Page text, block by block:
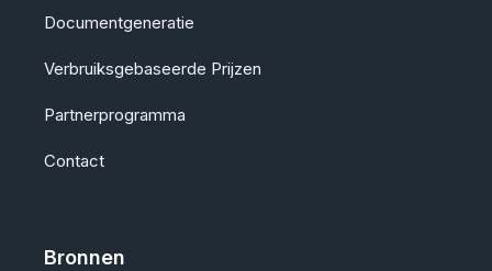
Documentgeneratie
Verbruiksgebaseerde Prijzen
Partnerprogramma
Contact
Bronnen